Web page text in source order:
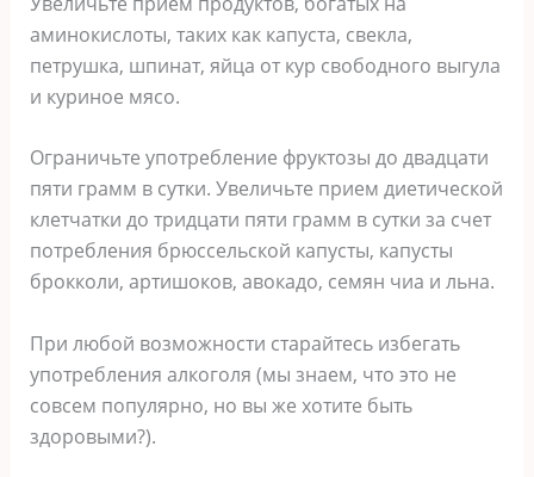
аминокислоты, таких как капуста, свекла,
петрушка, шпинат, яйца от кур свободного выгула
и куриное мясо.
Ограничьте употребление фруктозы до двадцати
пяти грамм в сутки. Увеличьте прием диетической
клетчатки до тридцати пяти грамм в сутки за счет
потребления брюссельской капусты, капусты
брокколи, артишоков, авокадо, семян чиа и льна.
При любой возможности старайтесь избегать
употребления алкоголя (мы знаем, что это не
совсем популярно, но вы же хотите быть
здоровыми?).